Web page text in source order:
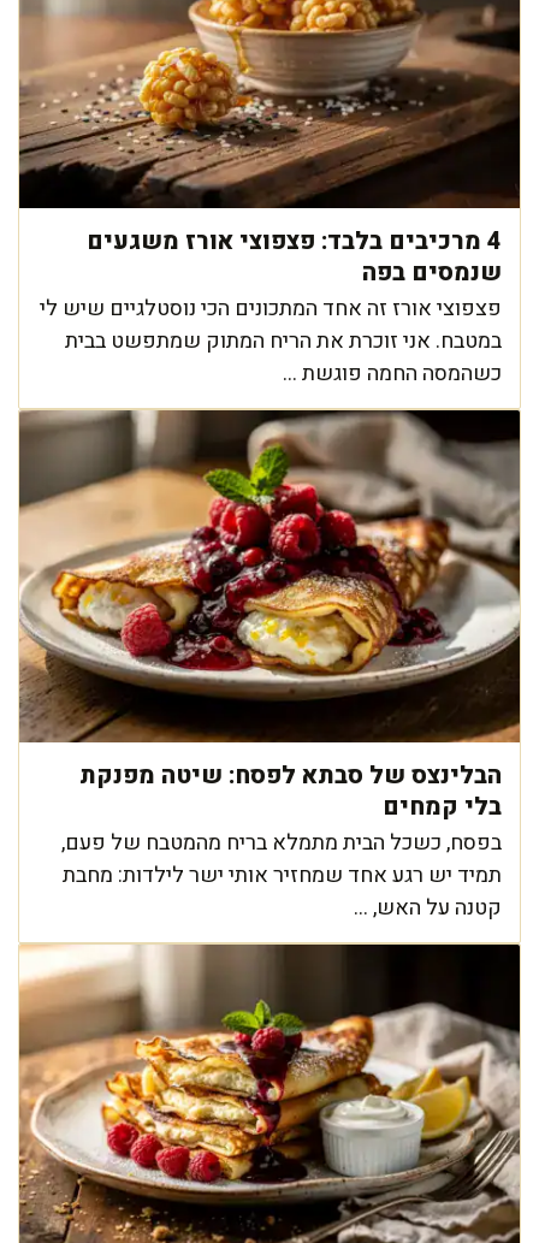
4 מרכיבים בלבד: פצפוצי אורז משגעים
שנמסים בפה
פצפוצי אורז זה אחד המתכונים הכי נוסטלגיים שיש לי
במטבח. אני זוכרת את הריח המתוק שמתפשט בבית
כשהמסה החמה פוגשת ...
הבלינצס של סבתא לפסח: שיטה מפנקת
בלי קמחים
בפסח, כשכל הבית מתמלא בריח מהמטבח של פעם,
תמיד יש רגע אחד שמחזיר אותי ישר לילדות: מחבת
קטנה על האש, ...